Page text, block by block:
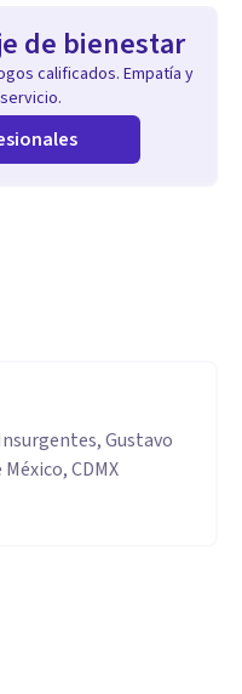
de bienestar
calificados. Empatía y
Gustavo
CDMX